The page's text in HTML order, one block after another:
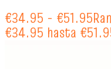
€34.95 - €51.95
€34.95 hasta